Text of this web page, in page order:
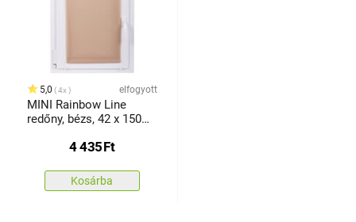
5,0 4x elfogyott
MINI Rainbow Line
redőny, bézs, 42 x 150
4 435Ft
Kosárba